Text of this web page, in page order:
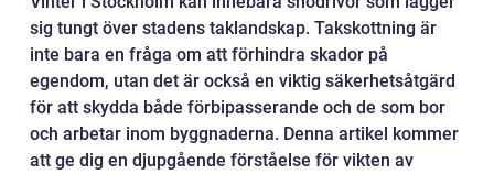
sig tungt över stadens taklandskap. Takskottning är
inte bara en fråga om att förhindra skador på
egendom, utan det är också en viktig säkerhetsåtgärd
för att skydda både förbipasserande och de som bor
och arbetar inom byggnaderna. Denna artikel kommer
att ge dig en djupgående förståelse för vikten av